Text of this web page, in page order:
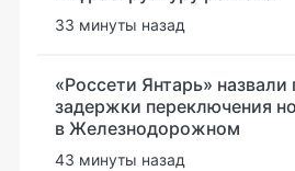
33 минуты назад
«Россети Янтарь» назвали
задержки переключения
в Железнодорожном
43 минуты назад